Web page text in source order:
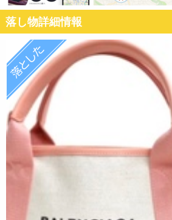
落し物詳細情報